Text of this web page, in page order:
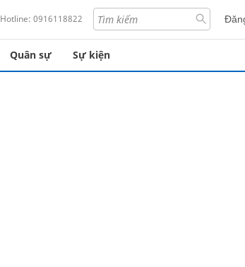
Hotline: 0916118822
Quân sự Sự kiện